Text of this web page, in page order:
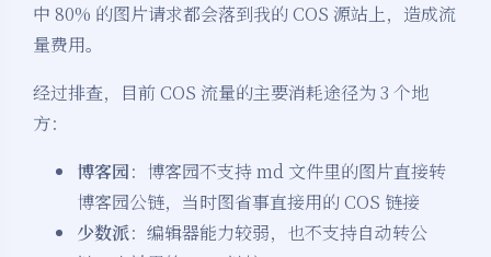
中 80% 的图片请求都会落到我的 COS 源站上，造成流
量费用。
经过排查，目前 COS 流量的主要消耗途径为 3 个地
方：
博客园：博客园不支持 md 文件里的图片直接转
博客园公链，当时图省事直接用的 COS 链接
少数派：编辑器能力较弱，也不支持自动转公